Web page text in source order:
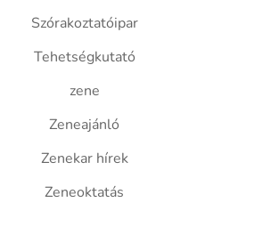
Szórakoztatóipar
Tehetségkutató
zene
Zeneajánló
Zenekar hírek
Zeneoktatás